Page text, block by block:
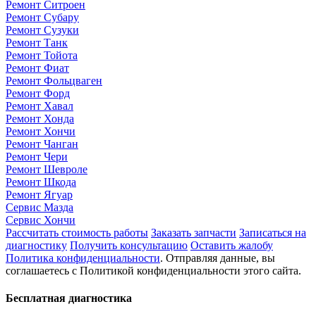
Ремонт Ситроен
Ремонт Субару
Ремонт Сузуки
Ремонт Танк
Ремонт Тойота
Ремонт Фиат
Ремонт Фольцваген
Ремонт Форд
Ремонт Хавал
Ремонт Хонда
Ремонт Хончи
Ремонт Чанган
Ремонт Чери
Ремонт Шевроле
Ремонт Шкода
Ремонт Ягуар
Сервис Мазда
Сервис Хончи
Рассчитать стоимость работы Заказать запчасти Записаться на
диагностику Получить консультацию Оставить жалобу
Политика конфиденциальности. Отправляя данные, вы
соглашаетесь с Политикой конфиденциальности этого сайта.
Бесплатная диагностика